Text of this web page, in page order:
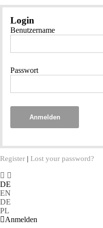
Login
Benutzername
Passwort
Anmelden
Register |Lost your password?
DE
EN
DE
PL
Anmelden